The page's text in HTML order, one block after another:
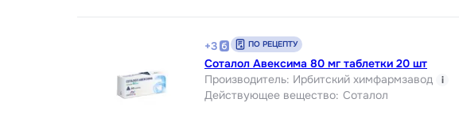
+3 ПО РЕЦЕПТУ
Соталол Авексима 80 мг таблетки 20 шт
Производитель: Ирбитский химфармзавод i
Действующее вещество: Соталол